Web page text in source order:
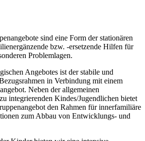
sind eine Form der stationären
bzw. -ersetzende Hilfen für
Problemlagen.
Angebotes ist der stabile und
in Verbindung mit einem
Neben der allgemeinen
integrierenden Kindes/Jugendlichen bietet
den Rahmen für innerfamiliäre
zum Abbau von Entwicklungs- und